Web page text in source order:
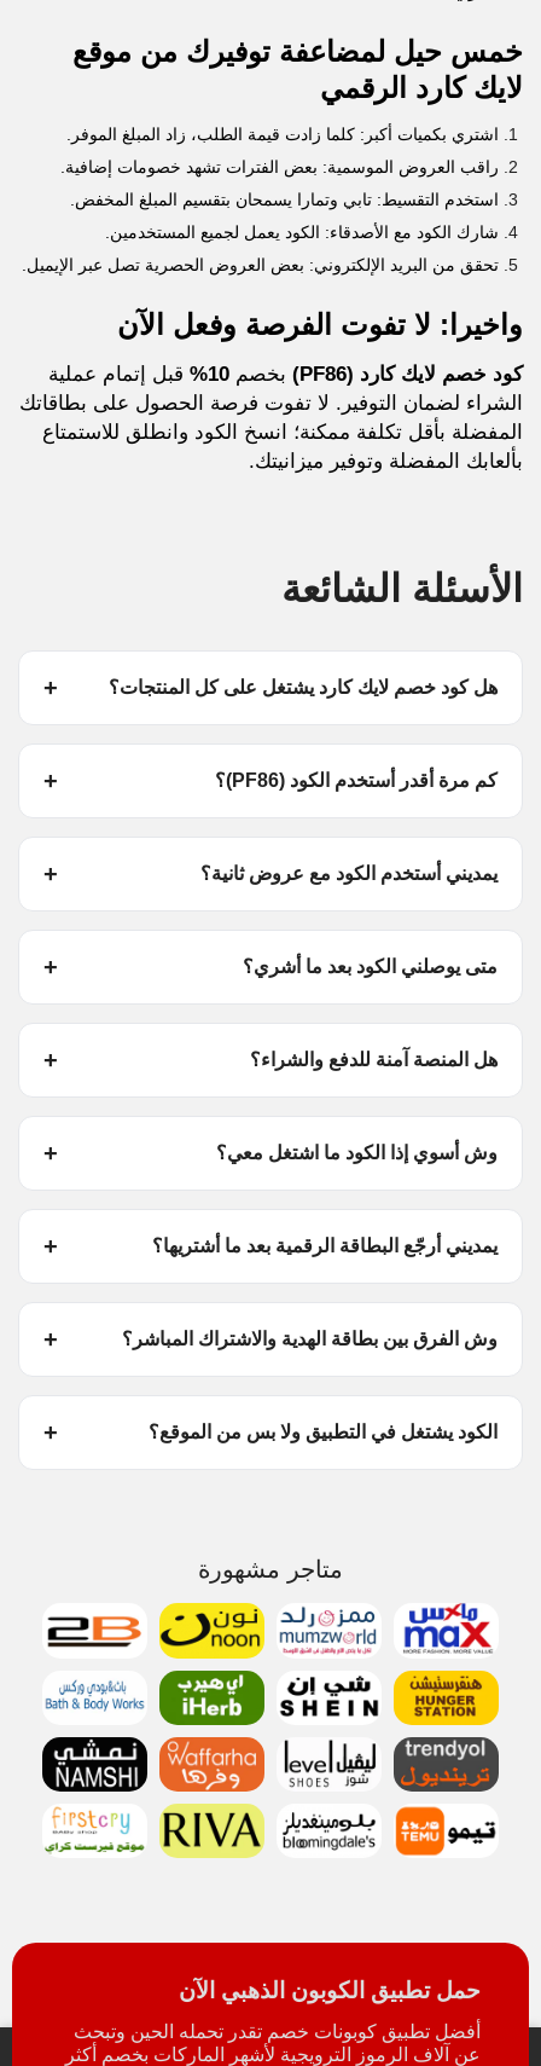
خمس حيل لمضاعفة توفيرك من موقع
لايك كارد الرقمي
اشتري بكميات أكبر: كلما زادت قيمة الطلب، زاد المبلغ الموفر.
راقب العروض الموسمية: بعض الفترات تشهد خصومات إضافية.
استخدم التقسيط: تابي وتمارا يسمحان بتقسيم المبلغ المخفض.
شارك الكود مع الأصدقاء: الكود يعمل لجميع المستخدمين.
تحقق من البريد الإلكتروني: بعض العروض الحصرية تصل عبر الإيميل.
واخيرا: لا تفوت الفرصة وفعل الآن
كود خصم لايك كارد (PF86) بخصم 10%
قبل إتمام عملية
الشراء لضمان التوفير. لا تفوت فرصة الحصول على بطاقاتك
المفضلة بأقل تكلفة ممكنة؛ انسخ الكود وانطلق للاستمتاع
بألعابك المفضلة وتوفير ميزانيتك.
الأسئلة الشائعة
هل كود خصم لايك كارد يشتغل على كل المنتجات؟
كم مرة أقدر أستخدم الكود (PF86)؟
يمديني أستخدم الكود مع عروض ثانية؟
متى يوصلني الكود بعد ما أشري؟
هل المنصة آمنة للدفع والشراء؟
وش أسوي إذا الكود ما اشتغل معي؟
يمديني أرجّع البطاقة الرقمية بعد ما أشتريها؟
وش الفرق بين بطاقة الهدية والاشتراك المباشر؟
الكود يشتغل في التطبيق ولا بس من الموقع؟
متاجر مشهورة
حمل تطبيق الكوبون الذهبي الآن
أفضل تطبيق كوبونات خصم تقدر تحمله الحين وتبحث
عن آلاف الرموز الترويجية لأشهر الماركات بخصم أكثر